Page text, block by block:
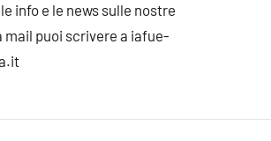
info e le news sulle nostre
mail puoi scrivere a iafue-